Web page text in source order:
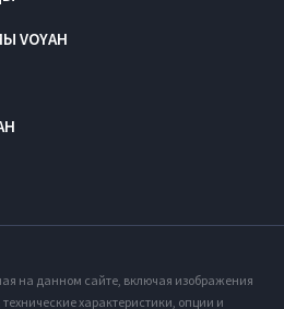
VOYAH
на данном сайте, включая изображения
характеристики, опции и